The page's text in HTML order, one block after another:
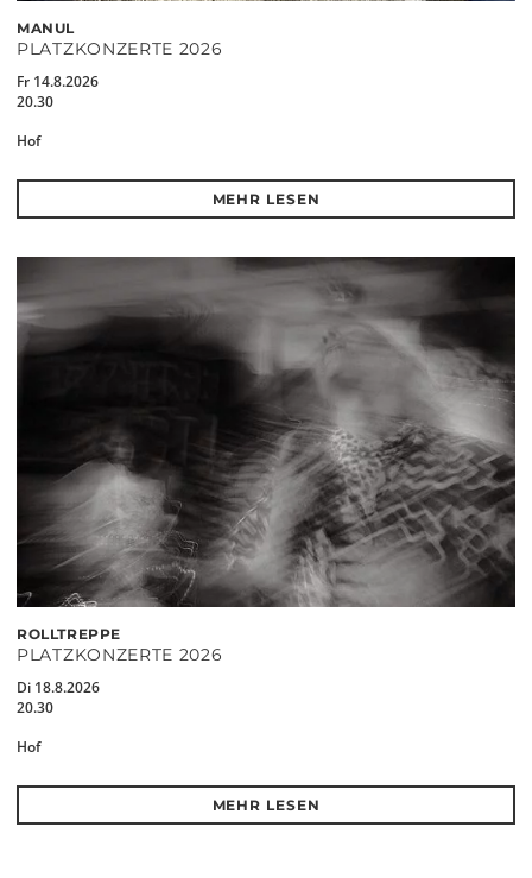
MANUL
PLATZKONZERTE 2026
Fr 14.8.2026
20.30
Hof
MEHR LESEN
ROLLTREPPE
PLATZKONZERTE 2026
Di 18.8.2026
20.30
Hof
MEHR LESEN